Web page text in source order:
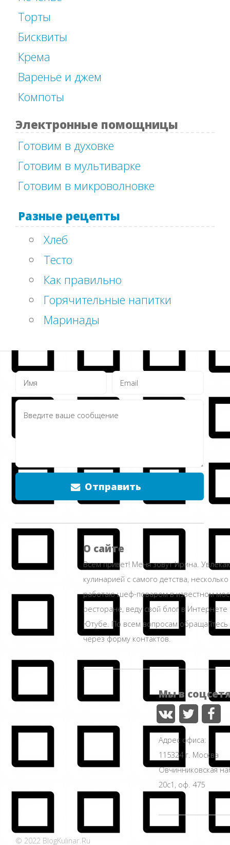
Торты
Бисквиты
Крема
Варенье и джем
Компоты
Электронные помощницы
Готовим в духовке
Готовим в мультиварке
Готовим в микроволновке
Разные рецепты
Хлеб
Тесто
Как правильно
Горячительные напитки
Маринады
Отправить
О сайте
Всем привет! Меня зовут Ирина.
кулинарией с самого детства,
работаю шеф-поваром в известном
ресторане, веду свой блог в Интернете
Ютубе. По всем вопросам
через форму контактов.
Мы в
Адрес офиса:
115324 г. Москва
Овчинниковская
20с1, оф. 475
© 2022 BlogKulinar.Ru